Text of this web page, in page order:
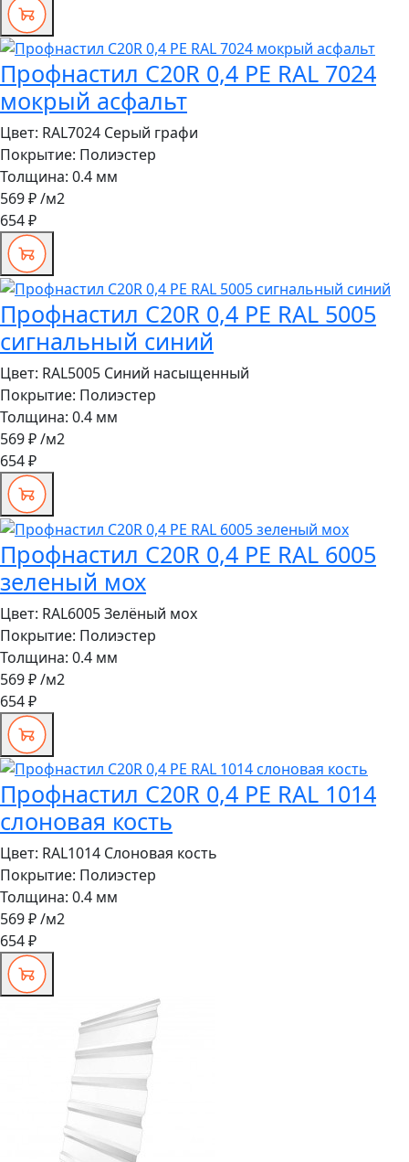
Профнастил C20R 0,4 PE RAL 7024
мокрый асфальт
Цвет: RAL7024 Серый графи
Покрытие: Полиэстер
Толщина: 0.4 мм
569 ₽/м2
654 ₽
Профнастил C20R 0,4 PE RAL 5005
сигнальный синий
Цвет: RAL5005 Синий насыщенный
Покрытие: Полиэстер
Толщина: 0.4 мм
569 ₽/м2
654 ₽
Профнастил C20R 0,4 PE RAL 6005
зеленый мох
Цвет: RAL6005 Зелёный мох
Покрытие: Полиэстер
Толщина: 0.4 мм
569 ₽/м2
654 ₽
Профнастил C20R 0,4 PE RAL 1014
слоновая кость
Цвет: RAL1014 Слоновая кость
Покрытие: Полиэстер
Толщина: 0.4 мм
569 ₽/м2
654 ₽